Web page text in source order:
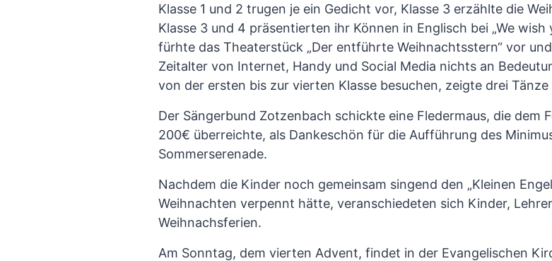
Klasse 1 und 2 trugen je ein Gedicht vor, Klasse 3 erzählte die
Klasse 3 und 4 präsentierten ihr Können in Englisch bei „We
fürhte das Theaterstück „Der entführte Weihnachtsstern“ vor
Zeitalter von Internet, Handy und Social Media nichts an
von der ersten bis zur vierten Klasse besuchen, zeigte drei
Der Sängerbund Zotzenbach schickte eine Fledermaus, die dem
200€ überreichte, als Dankeschön für die Aufführung des
Sommerserenade.
Nachdem die Kinder noch gemeinsam singend den „Kleinen
Weihnachten verpennt hätte, veranschiedeten sich Kinder,
Weihnachsferien.
Am Sonntag, dem vierten Advent, findet in der Evangelischen